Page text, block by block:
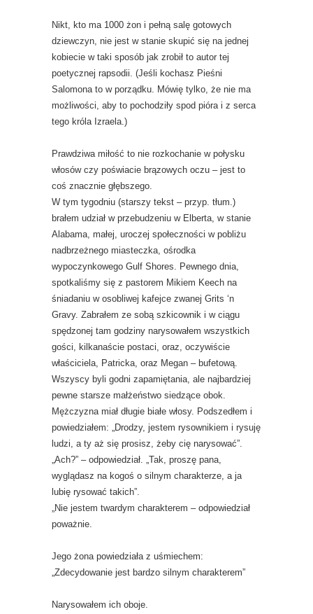
Nikt, kto ma 1000 żon i pełną salę gotowych
dziewczyn, nie jest w stanie skupić się na jednej
kobiecie w taki sposób jak zrobił to autor tej
poetycznej rapsodii. (Jeśli kochasz Pieśni
Salomona to w porządku. Mówię tylko, że nie ma
możliwości, aby to pochodziły spod pióra i z serca
tego króla Izraela.)
Prawdziwa miłość to nie rozkochanie w połysku
włosów czy poświacie brązowych oczu – jest to
coś znacznie głębszego.
W tym tygodniu (starszy tekst – przyp. tłum.)
brałem udział w przebudzeniu w Elberta, w stanie
Alabama, małej, uroczej społeczności w pobliżu
nadbrzeżnego miasteczka, ośrodka
wypoczynkowego Gulf Shores. Pewnego dnia,
spotkaliśmy się z pastorem Mikiem Keech na
śniadaniu w osobliwej kafejce zwanej Grits ‘n
Gravy. Zabrałem ze sobą szkicownik i w ciągu
spędzonej tam godziny narysowałem wszystkich
gości, kilkanaście postaci, oraz, oczywiście
właściciela, Patricka, oraz Megan – bufetową.
Wszyscy byli godni zapamiętania, ale najbardziej
pewne starsze małżeństwo siedzące obok.
Mężczyzna miał długie białe włosy. Podszedłem i
powiedziałem: „Drodzy, jestem rysownikiem i rysuję
ludzi, a ty aż się prosisz, żeby cię narysować”.
„Ach?” – odpowiedział. „Tak, proszę pana,
wyglądasz na kogoś o silnym charakterze, a ja
lubię rysować takich”.
„Nie jestem twardym charakterem – odpowiedział
poważnie.
Jego żona powiedziała z uśmiechem:
„Zdecydowanie jest bardzo silnym charakterem”
Narysowałem ich oboje.